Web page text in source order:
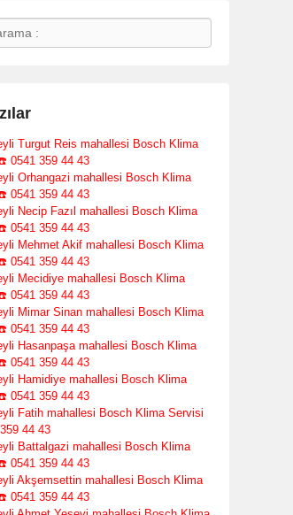
Turgut Reis mahallesi Bosch Klima
0541 359 44 43
Orhangazi mahallesi Bosch Klima
0541 359 44 43
Necip Fazıl mahallesi Bosch Klima
0541 359 44 43
Mehmet Akif mahallesi Bosch Klima
0541 359 44 43
Mecidiye mahallesi Bosch Klima
0541 359 44 43
Mimar Sinan mahallesi Bosch Klima
0541 359 44 43
Hasanpaşa mahallesi Bosch Klima
0541 359 44 43
Hamidiye mahallesi Bosch Klima
0541 359 44 43
Fatih mahallesi Bosch Klima Servisi
44 43
Battalgazi mahallesi Bosch Klima
0541 359 44 43
Akşemsettin mahallesi Bosch Klima
0541 359 44 43